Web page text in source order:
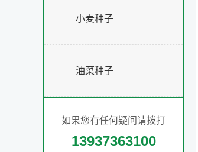
小麦种子
油菜种子
如果您有任何疑问请拨打
13937363100